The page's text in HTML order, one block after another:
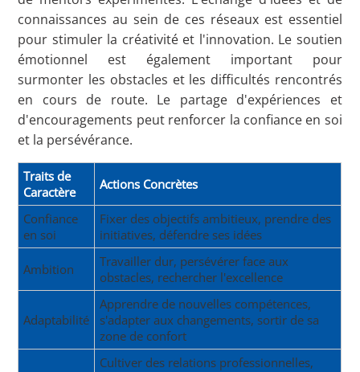
connaissances au sein de ces réseaux est essentiel
pour stimuler la créativité et l'innovation. Le soutien
émotionnel est également important pour
surmonter les obstacles et les difficultés rencontrés
en cours de route. Le partage d'expériences et
d'encouragements peut renforcer la confiance en soi
et la persévérance.
Traits de
Caractère
Actions Concrètes
Confiance
en soi
Fixer des objectifs ambitieux, prendre des
initiatives, défendre ses idées
Ambition
Travailler dur, persévérer face aux
obstacles, rechercher l'excellence
Adaptabilité
Apprendre de nouvelles compétences,
s'adapter aux changements, sortir de sa
zone de confort
Cultiver des relations professionnelles,